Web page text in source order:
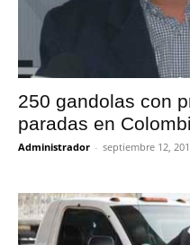
250 gandolas con
paradas en
Administrador - septiembre 12,